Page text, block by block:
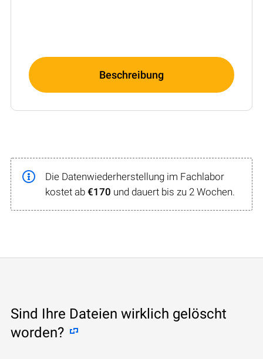
Beschreibung
Die Datenwiederherstellung im Fachlabor
kostet ab €170 und dauert bis zu 2 Wochen.
Sind Ihre Dateien wirklich gelöscht
worden?